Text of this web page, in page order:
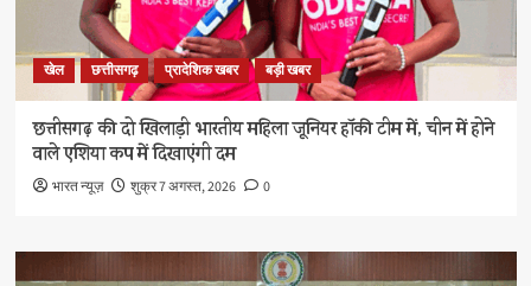
खेल छत्तीसगढ़ प्रादेशिक खबर बड़ी खबर
छत्तीसगढ़ की दो खिलाड़ी भारतीय महिला जूनियर हॉकी टीम में, चीन में होने
वाले एशिया कप में दिखाएंगी दम
भारत न्यूज़ शुक्र 7 अगस्त, 2026 0